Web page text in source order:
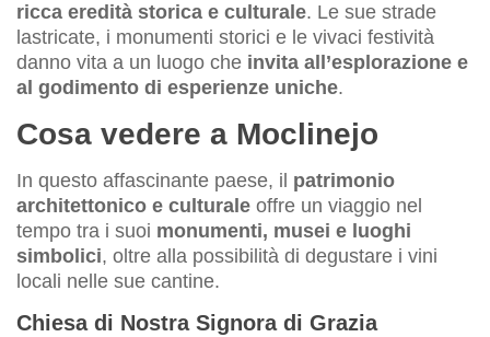
ricca eredità storica e culturale. Le sue strade
lastricate, i monumenti storici e le vivaci festività
danno vita a un luogo che invita all’esplorazione e
al godimento di esperienze uniche.
Cosa vedere a Moclinejo
In questo affascinante paese, il patrimonio
architettonico e culturale offre un viaggio nel
tempo tra i suoi monumenti, musei e luoghi
simbolici, oltre alla possibilità di degustare i vini
locali nelle sue cantine.
Chiesa di Nostra Signora di Grazia